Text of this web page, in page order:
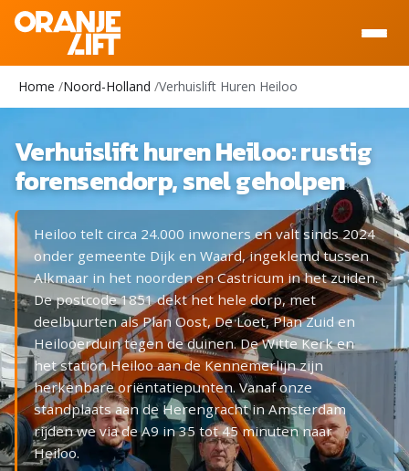
Ga naar inhoud
Home Noord-Holland Verhuislift Huren Heiloo
Verhuislift huren Heiloo: rustig
forensendorp, snel geholpen
Heiloo telt circa 24.000 inwoners en valt sinds 2024
onder gemeente Dijk en Waard, ingeklemd tussen
Alkmaar in het noorden en Castricum in het zuiden.
De postcode 1851 dekt het hele dorp, met
deelbuurten als Plan Oost, De Loet, Plan Zuid en
Heilooerduin tegen de duinen. De Witte Kerk en
het station Heiloo aan de Kennemerlijn zijn
herkenbare oriëntatiepunten. Vanaf onze
standplaats aan de Herengracht in Amsterdam
rijden we via de A9 in 35 tot 45 minuten naar
Heiloo.